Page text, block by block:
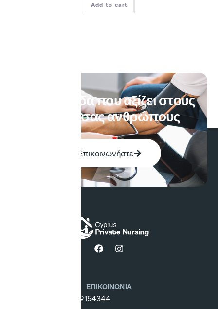
Add to cart
Η Φροντίδα που αξίζει στους
δικούς σας ανθρώπους
Επικοινωνήστε
ΕΠΙΚΟΙΝΩΝΙΑ
+357 99154344